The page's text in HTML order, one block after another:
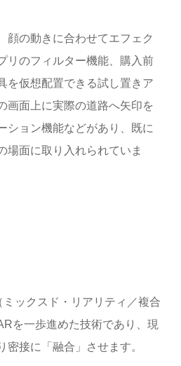
顔の動きに合わせてエフェク
リのフィルター機能、購入前
を仮想配置できる試し置きア
画面上に実際の道路へ矢印を
ション機能などがあり、既に
場面に取り入れられていま
ックスド・リアリティ／複合
を一歩進めた技術であり、現
密接に「融合」させます。